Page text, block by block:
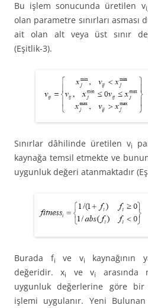
Bu işlem sonucunda üretilen v
olan parametre sınırları
ait olan alt veya üst sınır
(Eşitlik-3).
Sınırlar dâhilinde üretilen vi
kaynağa temsil etmekte ve
uygunluk değeri atanmaktadır
Burada fi ve vi
kaynağının
değeridir. xi ve vi
arasında
uygunluk değerlerine göre bir
işlemi uygulanır. Yeni